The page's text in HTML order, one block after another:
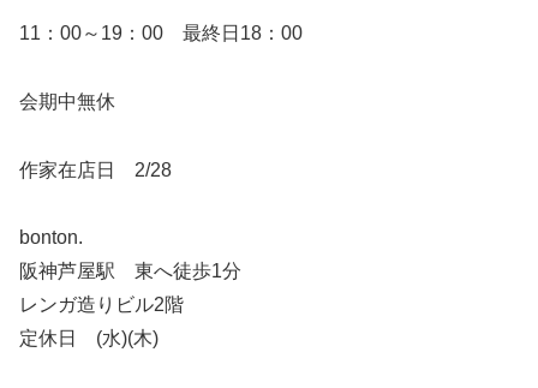
11：00～19：00 最終日18：00
会期中無休
作家在店日 2/28
bonton.
阪神芦屋駅 東へ徒歩1分
レンガ造りビル2階
定休日 (水)(木)